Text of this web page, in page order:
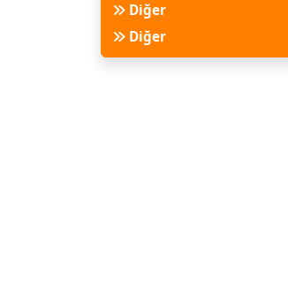
Diğer
Diğer